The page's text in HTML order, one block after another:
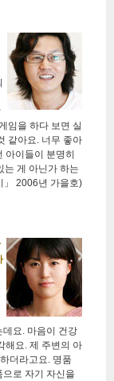
임을 하다 보면 실
같아요. 너무 좋아
아이들이 분명히
는 게 아닌가 하는
」 2006년 가을호)
데요. 마음이 건강
해요. 제 주변의 아
더라고요. 명품
로 자기 자신을